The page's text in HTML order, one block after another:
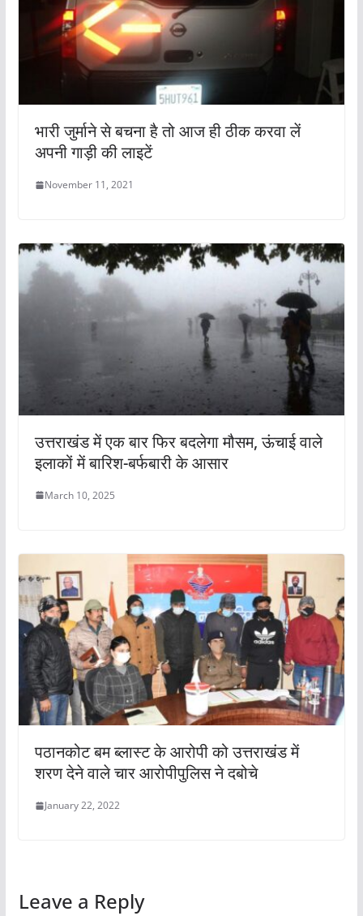
भारी जुर्माने से बचना है तो आज ही ठीक करवा लें
अपनी गाड़ी की लाइटें
November 11, 2021
उत्तराखंड में एक बार फिर बदलेगा मौसम, ऊंचाई वाले
इलाकों में बारिश-बर्फबारी के आसार
March 10, 2025
पठानकोट बम ब्लास्ट के आरोपी को उत्तराखंड में
शरण देने वाले चार आरोपीपुलिस ने दबोचे
January 22, 2022
Leave a Reply